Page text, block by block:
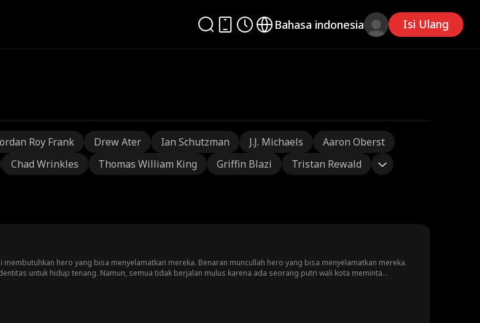
Bahasa indonesia Isi Ulang
Roy Frank Drew Ater Ian Schutzman J.J. Michaels
Aaron Oberst
Chad Wrinkles Thomas William King Griffin Blazi Tristan Rewald
hero yang bisa menyelamatkan mereka. Benaran muncullah hero yang bisa menyelamatkan mereka.
untuk hidup tenang. Namun, semua tidak berjalan mulus karena ada seorang putri wali kota meminta